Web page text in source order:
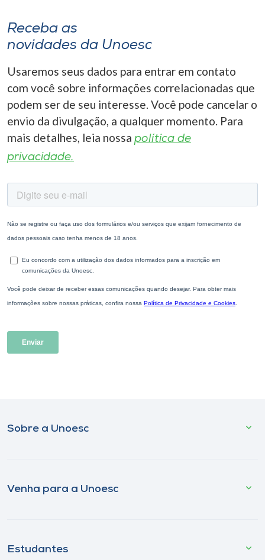
Receba as
novidades da Unoesc
Usaremos seus dados para entrar em contato
com você sobre informações correlacionadas que
podem ser de seu interesse. Você pode cancelar o
envio da divulgação, a qualquer momento. Para
mais detalhes, leia nossa política de
privacidade.
Sobre a Unoesc
Venha para a Unoesc
Estudantes